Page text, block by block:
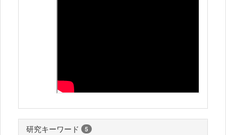
研究キーワード 5